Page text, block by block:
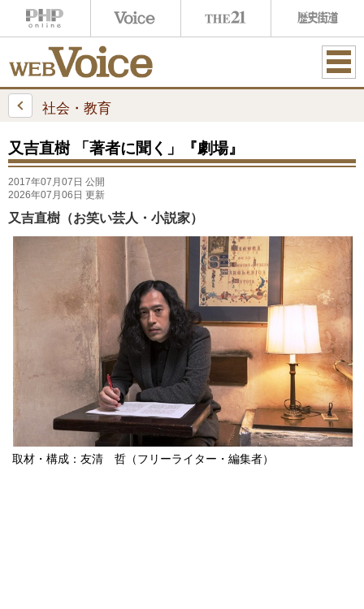
ME
社会・教育
又吉直樹 「著者に聞く」『劇場』
2017年07月07日 公開
2026年07月06日 更新
又吉直樹（お笑い芸人・小説家）
取材・構成：友清 哲（フリーライター・編集者）